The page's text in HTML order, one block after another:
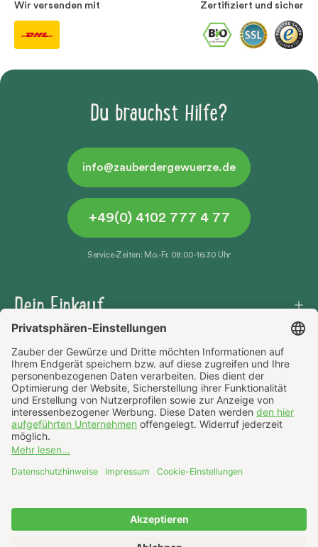
Wir versenden mit Zertifiziert und sicher
Du brauchst Hilfe?
info@zauberdergewuerze.de
+49(0) 4102 777 4 77
Service-Zeiten: Mo.-Fr. 08:00-16:30 Uhr
Dein Einkauf
Häufige Fragen
Über uns
AGB